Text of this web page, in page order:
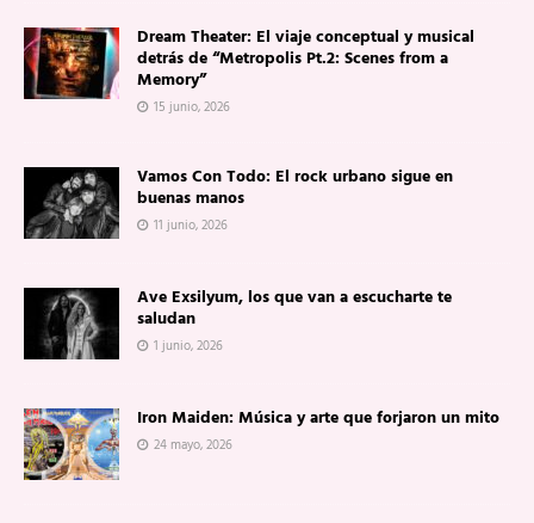
Dream Theater: El viaje conceptual y musical
detrás de “Metropolis Pt.2: Scenes from a
Memory”
15 junio, 2026
Vamos Con Todo: El rock urbano sigue en
buenas manos
11 junio, 2026
Ave Exsilyum, los que van a escucharte te
saludan
1 junio, 2026
Iron Maiden: Música y arte que forjaron un mito
24 mayo, 2026